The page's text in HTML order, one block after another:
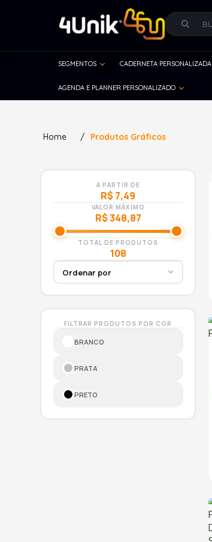
SEGMENTOS CADERNETA PERSONALIZADA
AGENDA E PLANNER PERSONALIZADO
Home / Produtos Gráficos
A PARTIR DE
R$ 7,49
VALOR MÁXIMO
R$ 348,87
TOTAL DE PRODUTOS
108
FILTRAR PRODUTOS POR COR
BRANCO
PRATA
PRETO